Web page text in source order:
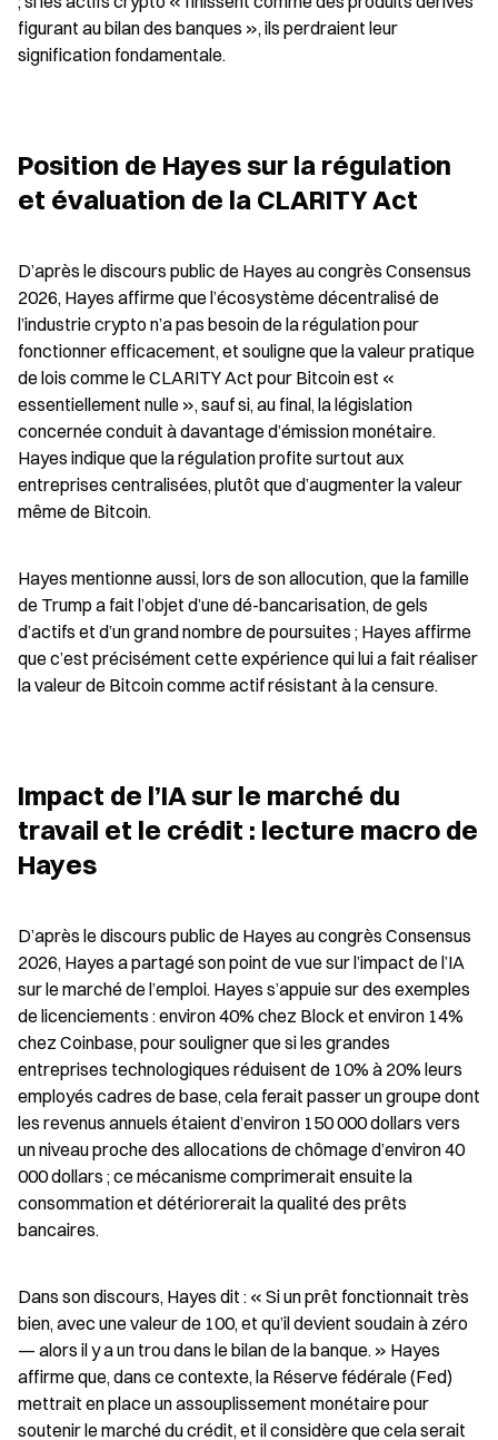
figurant au bilan des banques », ils perdraient leur
signification fondamentale.
Position de Hayes sur la régulation
et évaluation de la CLARITY Act
D’après le discours public de Hayes au congrès Consensus
2026, Hayes affirme que l’écosystème décentralisé de
l’industrie crypto n’a pas besoin de la régulation pour
fonctionner efficacement, et souligne que la valeur pratique
de lois comme le CLARITY Act pour Bitcoin est «
essentiellement nulle », sauf si, au final, la législation
concernée conduit à davantage d’émission monétaire.
Hayes indique que la régulation profite surtout aux
entreprises centralisées, plutôt que d’augmenter la valeur
même de Bitcoin.
Hayes mentionne aussi, lors de son allocution, que la famille
de Trump a fait l’objet d’une dé-bancarisation, de gels
d’actifs et d’un grand nombre de poursuites ; Hayes affirme
que c’est précisément cette expérience qui lui a fait réaliser
la valeur de Bitcoin comme actif résistant à la censure.
Impact de l’IA sur le marché du
travail et le crédit : lecture macro de
Hayes
D’après le discours public de Hayes au congrès Consensus
2026, Hayes a partagé son point de vue sur l’impact de l’IA
sur le marché de l’emploi. Hayes s’appuie sur des exemples
de licenciements : environ 40% chez Block et environ 14%
chez Coinbase, pour souligner que si les grandes
entreprises technologiques réduisent de 10% à 20% leurs
employés cadres de base, cela ferait passer un groupe dont
les revenus annuels étaient d’environ 150 000 dollars vers
un niveau proche des allocations de chômage d’environ 40
000 dollars ; ce mécanisme comprimerait ensuite la
consommation et détériorerait la qualité des prêts
bancaires.
Dans son discours, Hayes dit : « Si un prêt fonctionnait très
bien, avec une valeur de 100, et qu’il devient soudain à zéro
— alors il y a un trou dans le bilan de la banque. » Hayes
affirme que, dans ce contexte, la Réserve fédérale (Fed)
mettrait en place un assouplissement monétaire pour
soutenir le marché du crédit, et il considère que cela serait